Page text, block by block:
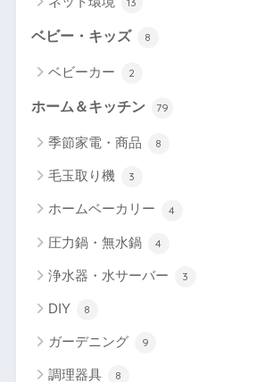
ベビー・キッズ 8
ベビーカー 2
ホーム＆キッチン 79
季節家電・商品 8
毛玉取り機 3
ホームベーカリー 4
圧力鍋・無水鍋 4
浄水器・水サーバー 3
DIY 8
ガーデニング 9
調理器具 8